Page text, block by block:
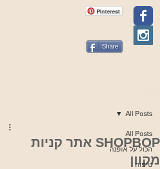
Pinterest
Share
All Posts
הכול על אופנה
טיפוח
All Posts
SHOPBOP אתר קניות
מקוון